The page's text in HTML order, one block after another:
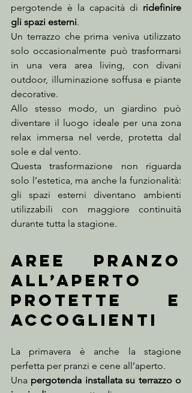
pergotende è la capacità di ridefinire
gli spazi esterni.
Un terrazzo che prima veniva utilizzato
solo occasionalmente può trasformarsi
in una vera area living, con divani
outdoor, illuminazione soffusa e piante
decorative.
Allo stesso modo, un giardino può
diventare il luogo ideale per una zona
relax immersa nel verde, protetta dal
sole e dal vento.
Questa trasformazione non riguarda
solo l’estetica, ma anche la funzionalità:
gli spazi esterni diventano ambienti
utilizzabili con maggiore continuità
durante tutta la stagione.
Aree pranzo
all’aperto
protette e
accoglienti
La primavera è anche la stagione
perfetta per pranzi e cene all’aperto.
Una pergotenda installata su terrazzo o